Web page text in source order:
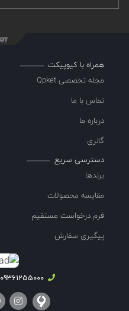
همراه با کیوپیکت
مجله تخصصی Qpket
تماس با ما
درباره ما
گالری
دسترسی سریع
برندها
مقایسه محصولات
فرم درخواست مستقیم
پیگیری سفارش
09361255000